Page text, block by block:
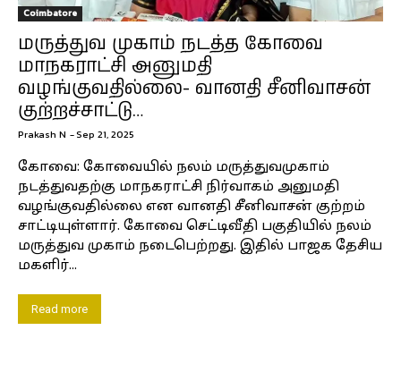
Coimbatore
மருத்துவ முகாம் நடத்த கோவை
மாநகராட்சி அனுமதி
வழங்குவதில்லை- வானதி சீனிவாசன்
குற்றச்சாட்டு…
Prakash N -Sep 21, 2025
கோவை: கோவையில் நலம் மருத்துவமுகாம்
நடத்துவதற்கு மாநகராட்சி நிர்வாகம் அனுமதி
வழங்குவதில்லை என வானதி சீனிவாசன் குற்றம்
சாட்டியுள்ளார். கோவை செட்டிவீதி பகுதியில் நலம்
மருத்துவ முகாம் நடைபெற்றது. இதில் பாஜக தேசிய
மகளிர்...
Read more